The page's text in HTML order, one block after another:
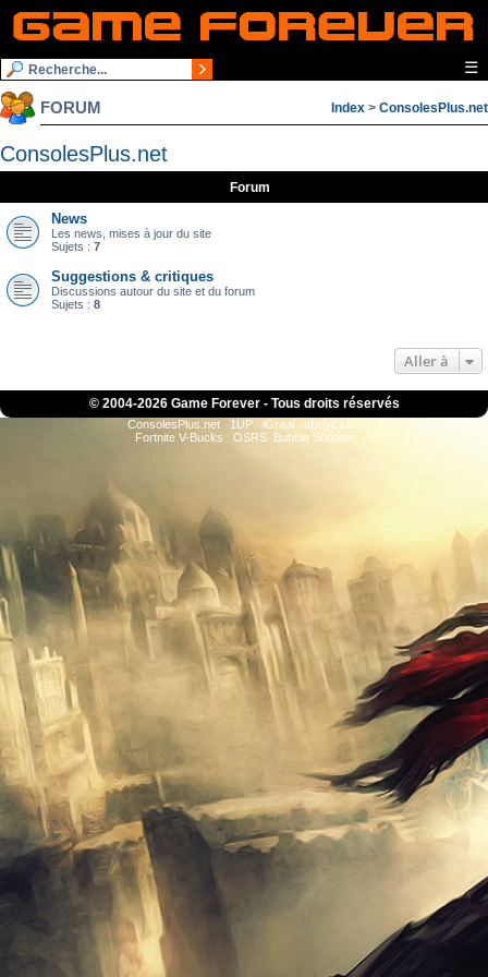
☰
FORUM Index > ConsolesPlus.net
ConsolesPlus.net
Forum
News
Les news, mises à jour du site
Sujets : 7
Suggestions & critiques
Discussions autour du site et du forum
Sujets : 8
Aller à
© 2004-2026 Game Forever - Tous droits réservés
ConsolesPlus.net 1UP iGraal
eBuyClub
Fortnite V-Bucks
OSRS Bubble Shooter